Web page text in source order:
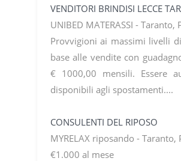
VENDITORI BRINDISI LECCE
UNIBED MATERASSI - Taranto,
Provvigioni ai massimi livelli
base alle vendite con
€ 1000,00 mensili. Essere
disponibili agli spostamenti....
CONSULENTI DEL RIPOSO
MYRELAX riposando - Taranto,
€1.000 al mese